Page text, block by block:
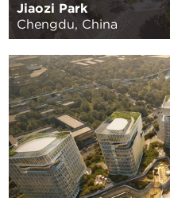
Jiaozi Park
Chengdu, China